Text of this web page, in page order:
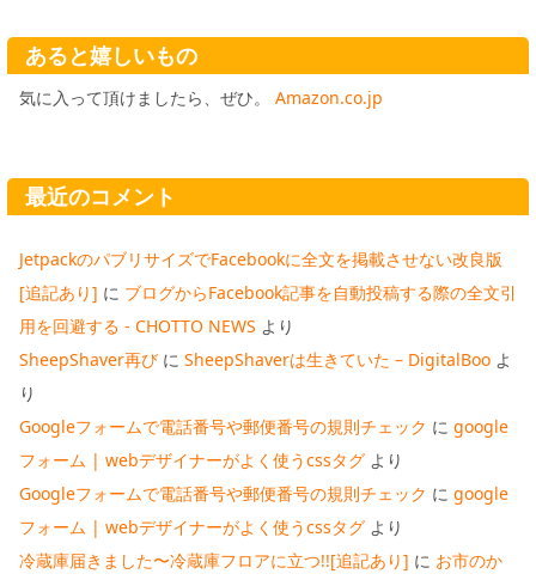
あると嬉しいもの
気に入って頂けましたら、ぜひ。 Amazon.co.jp
最近のコメント
JetpackのパブリサイズでFacebookに全文を掲載させない改良版
[追記あり] に ブログからFacebook記事を自動投稿する際の全文引
用を回避する - CHOTTO NEWS より
SheepShaver再び に SheepShaverは生きていた – DigitalBoo よ
り
Googleフォームで電話番号や郵便番号の規則チェック に google
フォーム | webデザイナーがよく使うcssタグ より
Googleフォームで電話番号や郵便番号の規則チェック に google
フォーム | webデザイナーがよく使うcssタグ より
冷蔵庫届きました〜冷蔵庫フロアに立つ!![追記あり] に お市のか